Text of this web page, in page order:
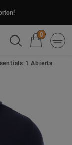
0
1 Abierta